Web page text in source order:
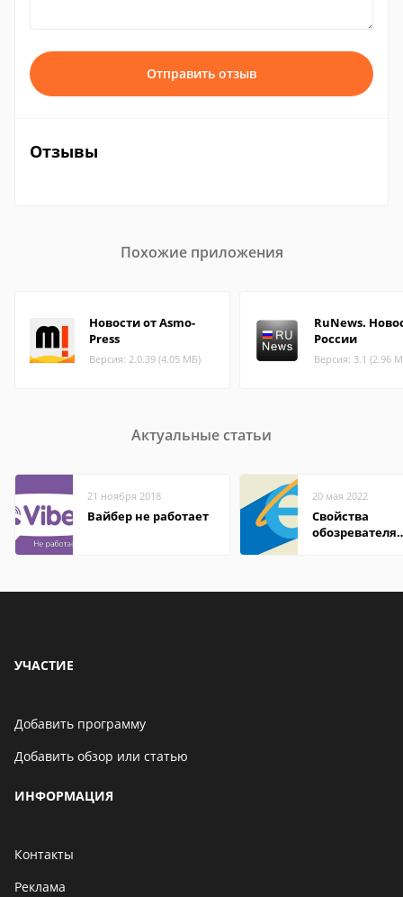
Отправить отзыв
Отзывы
Похожие приложения
Новости от Asmo-
Press
Версия: 2.0.39 (4.05 МБ)
RuNews.
России
Версия: 3.1 (2.96
Актуальные статьи
21 ноября 2018
Вайбер не работает
20 мая 2022
Свойства
обозревателя
УЧАСТИЕ
Добавить программу
Добавить обзор или статью
ИНФОРМАЦИЯ
Контакты
Реклама